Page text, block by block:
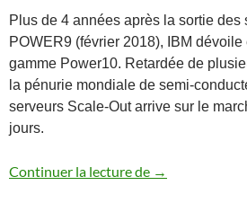
Plus de 4 années après la sortie des
POWER9 (février 2018), IBM
gamme Power10. Retardée de
la pénurie mondiale de semi-
serveurs Scale-Out arrive sur le
jours.
Continuer la lecture de Annonce des
→